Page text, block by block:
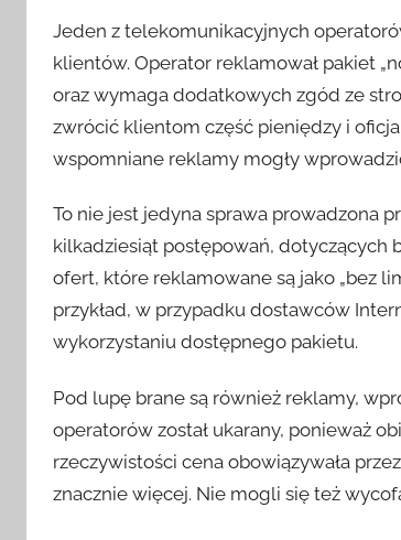
Jeden z telekomunikacyjnych
klientów. Operator reklamował pakiet
oraz wymaga dodatkowych zgód ze
zwrócić klientom część pieniędzy i
wspomniane reklamy mogły
To nie jest jedyna sprawa prowadzona
kilkadziesiąt postępowań, dotyczących
ofert, które reklamowane są jako „bez
przykład, w przypadku dostawców
wykorzystaniu dostępnego pakietu.
Pod lupę brane są również reklamy,
operatorów został ukarany, ponieważ
rzeczywistości cena obowiązywała
znacznie więcej. Nie mogli się też